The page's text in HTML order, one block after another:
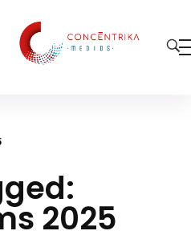
2025